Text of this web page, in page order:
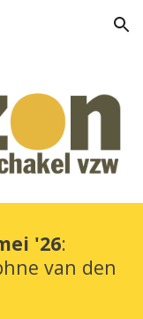
Skip to navigation
'26:
van den